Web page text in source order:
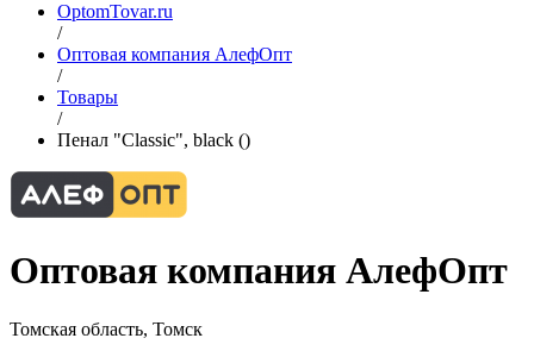
OptomTovar.ru
/
Оптовая компания АлефОпт
/
Товары
/
Пенал "Classic", black ()
Оптовая компания АлефОпт
Томская область, Томск